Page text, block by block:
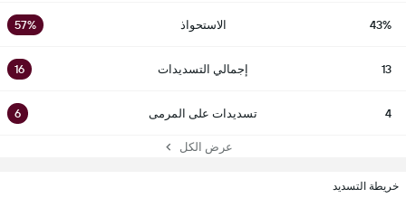
43% الاستحواذ 57%
13 إجمالي التسديدات 16
4 تسديدات على المرمى 6
عرض الكل
خريطة التسديد